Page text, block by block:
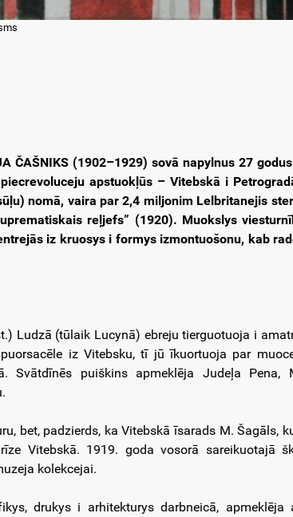
ČAŠNIKS (1902–1929) sovā napylnus 27
apstuokļūs – Vitebskā i
nomā, vaira par 2,4 miljonim Lelbritanejis
reļjefs” (1920). Muokslys
iz kruosys i formys izmontuošonu, kab
Ludzā (tūlaik Lucynā) ebreju tierguotuoja i
iz Vitebsku, tī jū īkuortuoja par
Svātdīnēs puiškins apmeklēja Judeļa Pena,
bet, padzierds, ka Vitebskā īsarads M. Šagāls,
Vitebskā. 1919. goda vosorā sareikuotajā
kolekcejai.
drukys i arhitekturys darbneicā, apmeklēja